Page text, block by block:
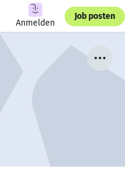
Anmelden
Job posten